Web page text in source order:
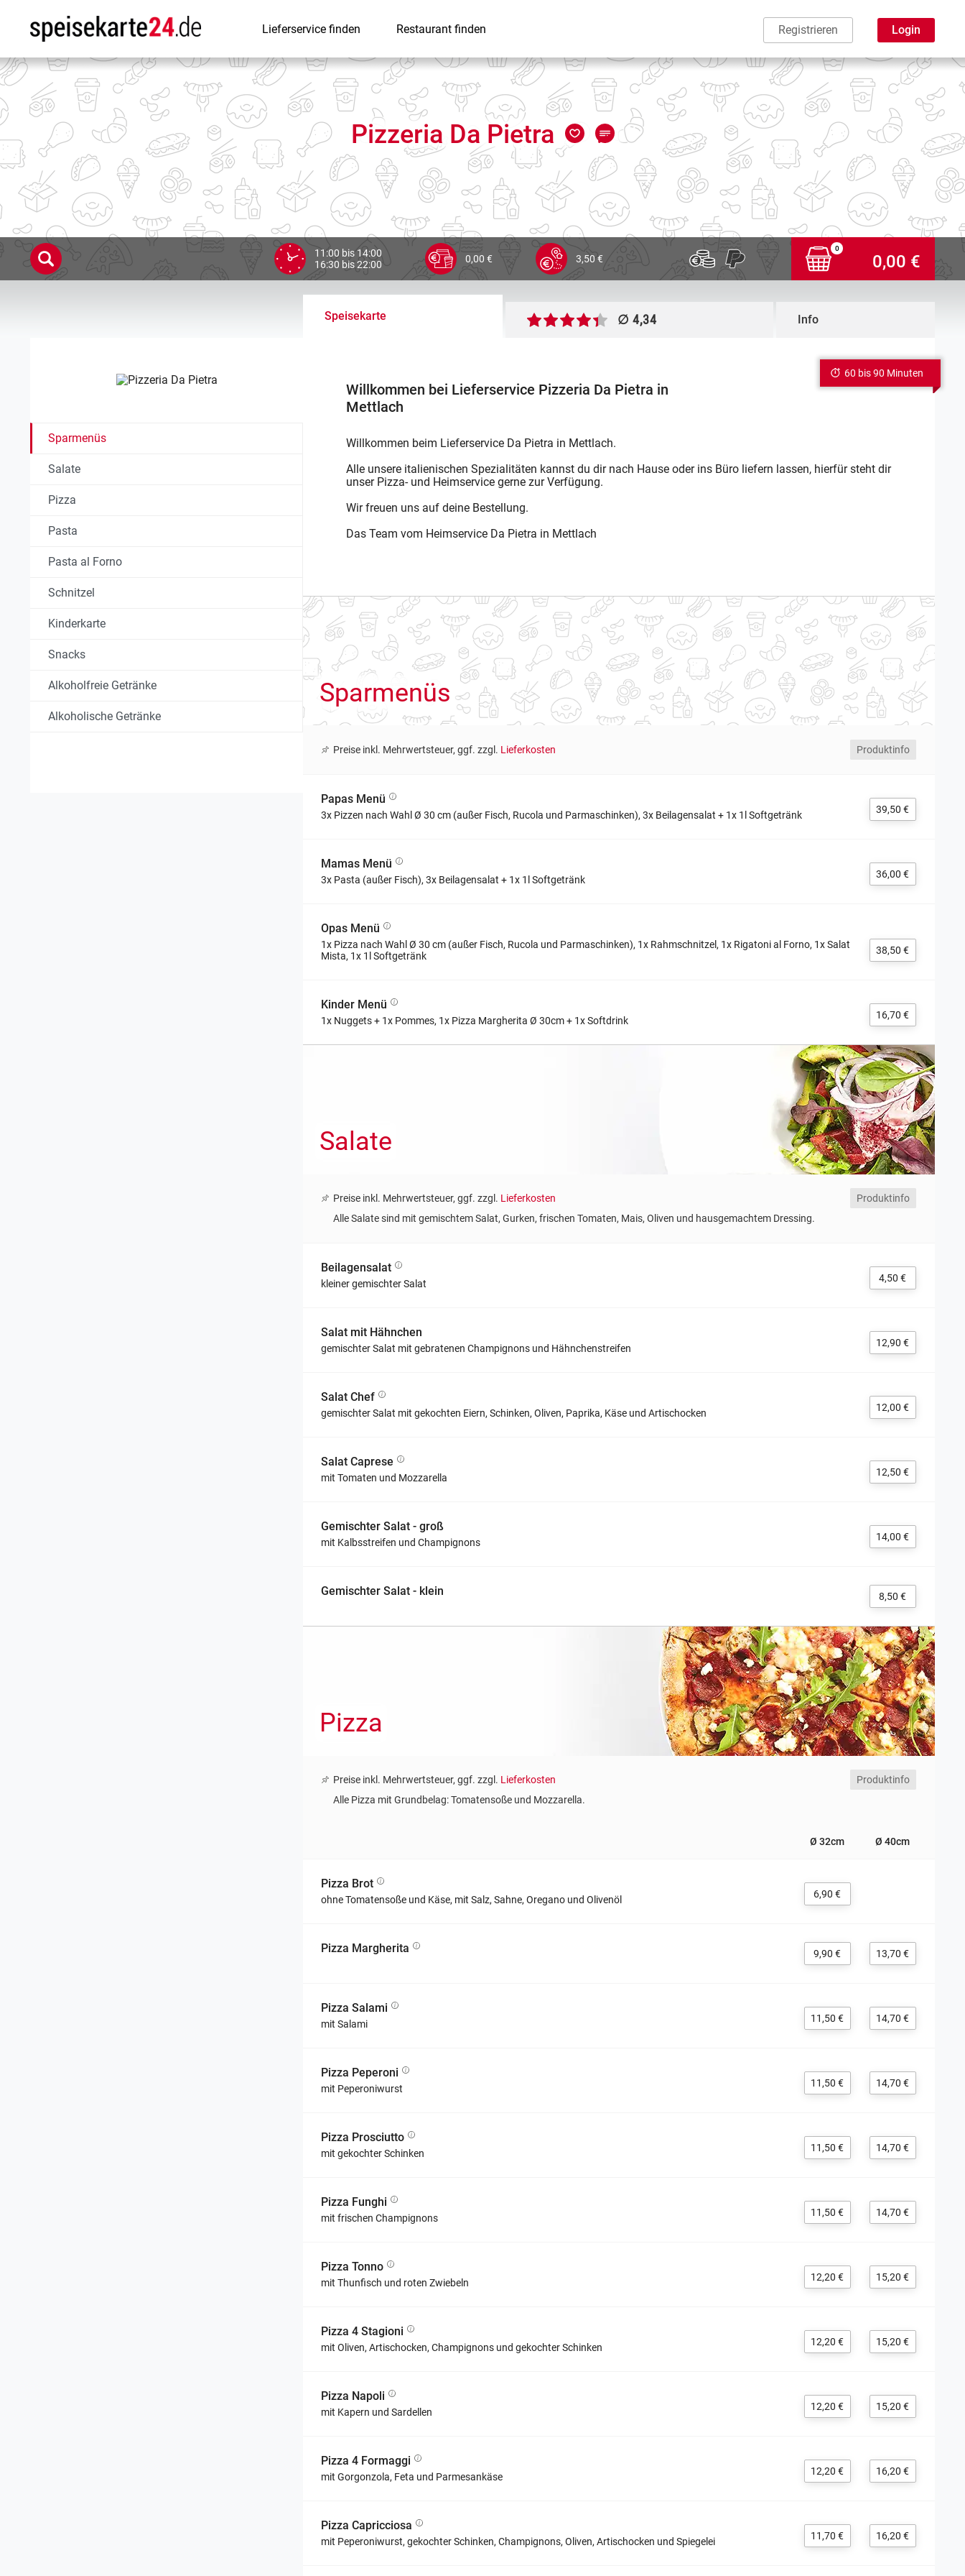
Lieferservice finden Restaurant finden Registrieren Login
Pizzeria Da Pietra
11:00 bis 14:00
16:30 bis 22:00
0,00 € 3,50 €
0
0,00 €
Speisekarte ∅ 4,34 Info
Sparmenüs
Salate
Pizza
Pasta
Pasta al Forno
Schnitzel
Kinderkarte
Snacks
Alkoholfreie Getränke
Alkoholische Getränke
Willkommen bei Lieferservice Pizzeria Da Pietra in
Mettlach
Willkommen beim Lieferservice Da Pietra in Mettlach.
Alle unsere italienischen Spezialitäten kannst du dir nach Hause oder ins Büro liefern lassen, hierfür steht dir
unser Pizza- und Heimservice gerne zur Verfügung.
Wir freuen uns auf deine Bestellung.
Das Team vom Heimservice Da Pietra in Mettlach
60 bis 90 Minuten
Sparmenüs
Preise inkl. Mehrwertsteuer, ggf. zzgl. Lieferkosten Produktinfo
Papas Menü
3x Pizzen nach Wahl Ø 30 cm (außer Fisch, Rucola und Parmaschinken), 3x Beilagensalat + 1x 1l Softgetränk 39,50 €
Mamas Menü
3x Pasta (außer Fisch), 3x Beilagensalat + 1x 1l Softgetränk 36,00 €
Opas Menü
1x Pizza nach Wahl Ø 30 cm (außer Fisch, Rucola und Parmaschinken), 1x Rahmschnitzel, 1x Rigatoni al Forno, 1x Salat
Mista, 1x 1l Softgetränk
38,50 €
Kinder Menü
1x Nuggets + 1x Pommes, 1x Pizza Margherita Ø 30cm + 1x Softdrink 16,70 €
Salate
Preise inkl. Mehrwertsteuer, ggf. zzgl. Lieferkosten
Produktinfo
Alle Salate sind mit gemischtem Salat, Gurken, frischen Tomaten, Mais, Oliven und hausgemachtem Dressing.
Beilagensalat
kleiner gemischter Salat 4,50 €
Salat mit Hähnchen
gemischter Salat mit gebratenen Champignons und Hähnchenstreifen 12,90 €
Salat Chef
gemischter Salat mit gekochten Eiern, Schinken, Oliven, Paprika, Käse und Artischocken 12,00 €
Salat Caprese
mit Tomaten und Mozzarella 12,50 €
Gemischter Salat - groß
mit Kalbsstreifen und Champignons 14,00 €
Gemischter Salat - klein 8,50 €
Pizza
Preise inkl. Mehrwertsteuer, ggf. zzgl. Lieferkosten
Produktinfo
Alle Pizza mit Grundbelag: Tomatensoße und Mozzarella.
Ø 32cm Ø 40cm
Pizza Brot
ohne Tomatensoße und Käse, mit Salz, Sahne, Oregano und Olivenöl 6,90 €
Pizza Margherita 9,90 € 13,70 €
Pizza Salami
mit Salami 11,50 € 14,70 €
Pizza Peperoni
mit Peperoniwurst 11,50 € 14,70 €
Pizza Prosciutto
mit gekochter Schinken 11,50 € 14,70 €
Pizza Funghi
mit frischen Champignons 11,50 € 14,70 €
Pizza Tonno
mit Thunfisch und roten Zwiebeln 12,20 € 15,20 €
Pizza 4 Stagioni
mit Oliven, Artischocken, Champignons und gekochter Schinken 12,20 € 15,20 €
Pizza Napoli
mit Kapern und Sardellen 12,20 € 15,20 €
Pizza 4 Formaggi
mit Gorgonzola, Feta und Parmesankäse 12,20 € 16,20 €
Pizza Capricciosa
mit Peperoniwurst, gekochter Schinken, Champignons, Oliven, Artischocken und Spiegelei 11,70 € 16,20 €